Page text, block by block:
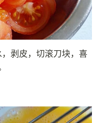
剥皮，切滚刀块，喜